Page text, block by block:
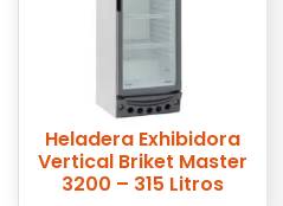
Heladera Exhibidora
Vertical Briket Master
3200 – 315 Litros